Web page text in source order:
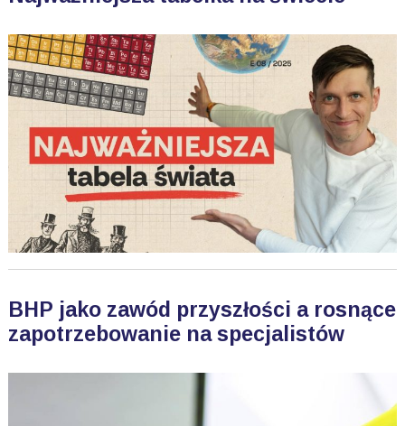
BHP jako zawód przyszłości a rosnące
zapotrzebowanie na specjalistów